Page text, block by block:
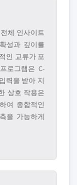
체 인사이트
성과 깊이를
인 교류가 포
로그램은 C-
력을 받아 지
상호 작용은
여 종합적인
을 가능하게